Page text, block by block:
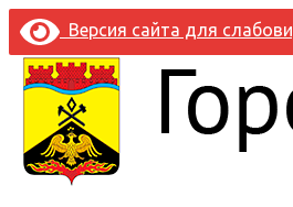
Версия сайта для